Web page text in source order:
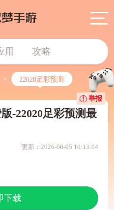
用 攻略
> 22020足彩预测
-22020足彩预测最
更新：2026-06-05 10:13:04
下载
举报